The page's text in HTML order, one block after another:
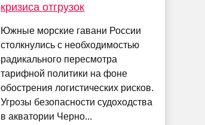
кризиса отгрузок
Южные морские гавани России
столкнулись с необходимостью
радикального пересмотра
тарифной политики на фоне
обострения логистических рисков.
Угрозы безопасности судоходства
в акватории Черно...